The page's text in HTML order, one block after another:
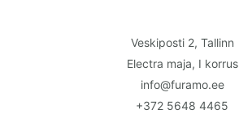
Veskiposti 2, Tallinn
Electra maja, I korrus
info@furamo.ee
+372 5648 4465